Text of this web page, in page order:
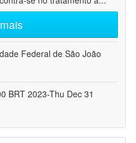
Federal de São João
BRT 2023-Thu Dec 31